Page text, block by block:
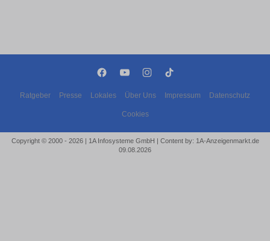
Ratgeber Presse Lokales Über Uns Impressum Datenschutz
Cookies
Copyright © 2000 - 2026 | 1A Infosysteme GmbH | Content by: 1A-Anzeigenmarkt.de
09.08.2026